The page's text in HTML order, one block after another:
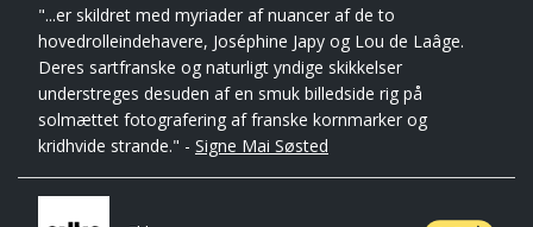
"...er skildret med myriader af nuancer af de to
hovedrolleindehavere, Joséphine Japy og Lou de Laâge.
Deres sartfranske og naturligt yndige skikkelser
understreges desuden af en smuk billedside rig på
solmættet fotografering af franske kornmarker og
kridhvide strande." - Signe Mai Søsted